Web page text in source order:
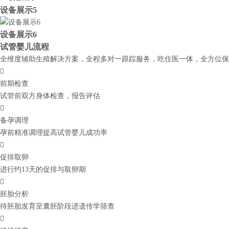
设备展示5
设备展示6
试管婴儿流程
全维度辅助生殖解决方案，全程多对一跟踪服务，吃住医一体，全方位

前期检查
试管前双方身体检查，报告评估

备孕调理
孕前精准调理提高试管婴儿成功率

促排取卵
进行约13天的促排与取卵期

胚胎分析
待胚胎发育至囊胚阶段进遗传学筛查
